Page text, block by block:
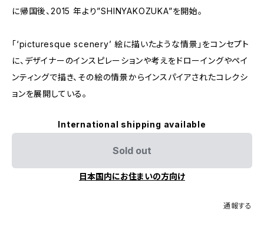
に帰国後、2015 年より”SHINYAKOZUKA”を開始。
「‘picturesque scenery’ 絵に描いたような情景」をコンセプト
に、デザイナーのインスピレーションや考えをドローイングやペイ
ンティングで描き、その絵の情景からインスパイアされたコレクシ
ョンを展開している。
International shipping available
Sold out
日本国内にお住まいの方向け
通報する